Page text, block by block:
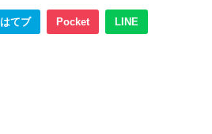
はてブ Pocket LINE